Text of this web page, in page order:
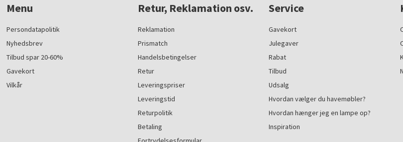
Menu
Persondatapolitik
Nyhedsbrev
Tilbud spar 20-60%
Gavekort
Vilkår
Retur, Reklamation osv.
Reklamation
Prismatch
Handelsbetingelser
Retur
Leveringspriser
Leveringstid
Returpolitik
Betaling
Service
Gavekort
Julegaver
Rabat
Tilbud
Udsalg
Hvordan vælger du havemøbler?
Hvordan hænger jeg en lampe op?
Inspiration